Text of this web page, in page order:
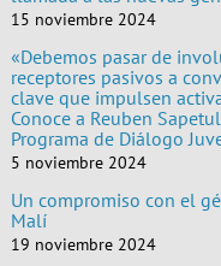
15 noviembre 2024
«Debemos pasar de
receptores pasivos a
clave que impulsen
Conoce a Reuben
Programa de Diálogo
5 noviembre 2024
Un compromiso con el
Malí
19 noviembre 2024